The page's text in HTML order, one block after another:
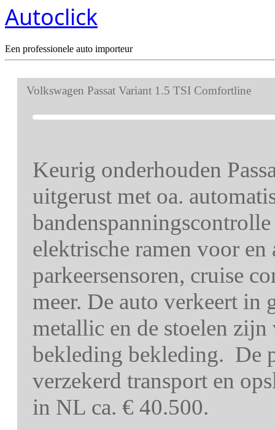
Autoclick
Een professionele auto importeur
Volkswagen Passat Variant 1.5 TSI Comfortline
Keurig onderhouden
uitgerust met oa.
elektrische ramen voor
parkeersensoren, cruise
meer. De auto verkeert in
metallic en de stoelen
bekleding bekleding. De
verzekerd transport en
in NL ca. € 40.500.